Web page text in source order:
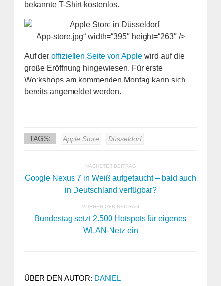
bekannte T-Shirt kostenlos.
App-store.jpg“ width=“395″ height=“263″ />
Auf der offiziellen Seite von Apple wird auf die
große Eröffnung hingewiesen. Für erste
Workshops am kommenden Montag kann sich
bereits angemeldet werden.
TAGS: Apple Store Düsseldorf
NÄCHSTER BEITRAG
Google Nexus 7 in Weiß aufgetaucht – bald auch
in Deutschland verfügbar?
VORHERIGER BEITRAG
Bundestag setzt 2.500 Hotspots für eigenes
WLAN-Netz ein
ÜBER DEN AUTOR: DANIEL